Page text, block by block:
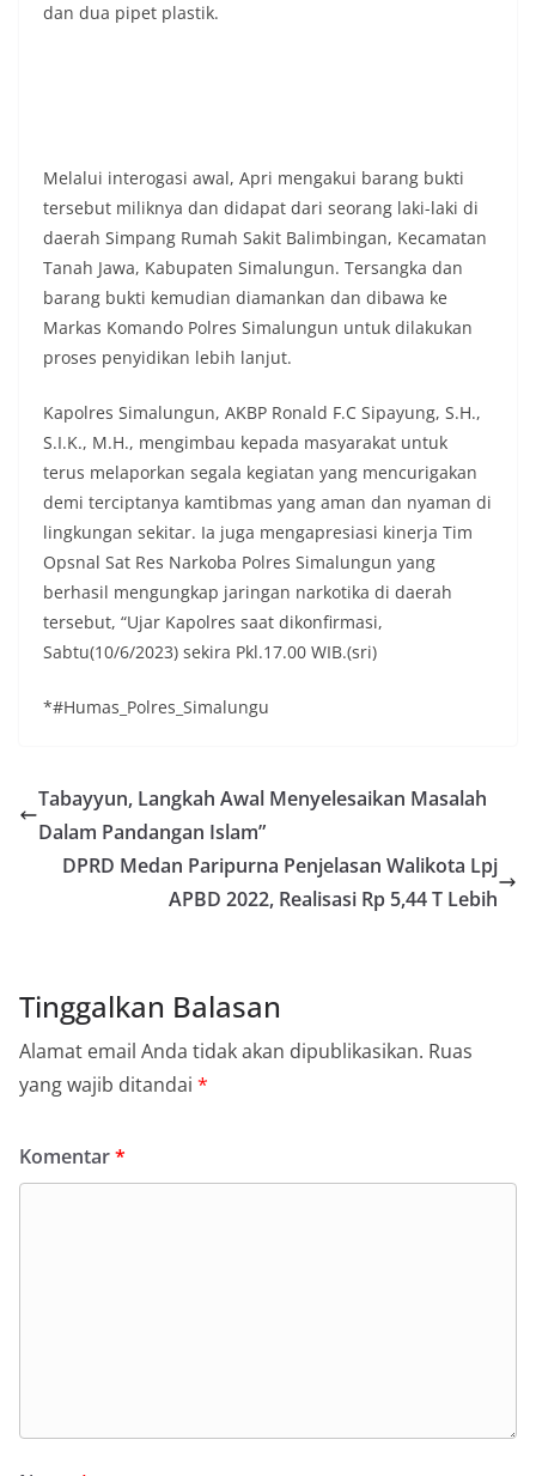
dan dua pipet plastik.
Melalui interogasi awal, Apri mengakui barang bukti
tersebut miliknya dan didapat dari seorang laki-laki di
daerah Simpang Rumah Sakit Balimbingan, Kecamatan
Tanah Jawa, Kabupaten Simalungun. Tersangka dan
barang bukti kemudian diamankan dan dibawa ke
Markas Komando Polres Simalungun untuk dilakukan
proses penyidikan lebih lanjut.
Kapolres Simalungun, AKBP Ronald F.C Sipayung, S.H.,
S.I.K., M.H., mengimbau kepada masyarakat untuk
terus melaporkan segala kegiatan yang mencurigakan
demi terciptanya kamtibmas yang aman dan nyaman di
lingkungan sekitar. Ia juga mengapresiasi kinerja Tim
Opsnal Sat Res Narkoba Polres Simalungun yang
berhasil mengungkap jaringan narkotika di daerah
tersebut, “Ujar Kapolres saat dikonfirmasi,
Sabtu(10/6/2023) sekira Pkl.17.00 WIB.(sri)
*#Humas_Polres_Simalungu
Tabayyun, Langkah Awal Menyelesaikan Masalah
Dalam Pandangan Islam”
DPRD Medan Paripurna Penjelasan Walikota Lpj
APBD 2022, Realisasi Rp 5,44 T Lebih
Tinggalkan Balasan
Alamat email Anda tidak akan dipublikasikan. Ruas
yang wajib ditandai *
Komentar*